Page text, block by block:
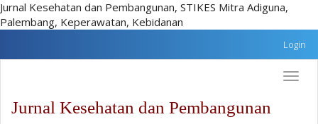
Jurnal Kesehatan dan Pembangunan, STIKES Mitra Adiguna,
Palembang, Keperawatan, Kebidanan
Navigasi
Login
Toggle
Jurnal Kesehatan dan Pembangunan